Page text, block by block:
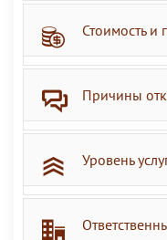
Стоимость и
Причины
Уровень